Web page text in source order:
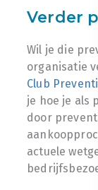
Verder
Wil je die
organisatie
Club
je hoe je als
door
actuele